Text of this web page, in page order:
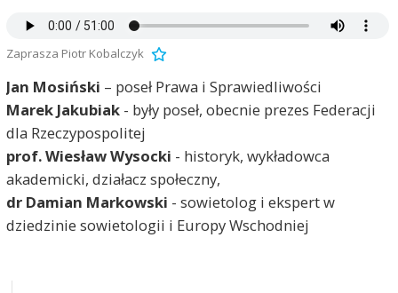
Zaprasza Piotr Kobalczyk
Jan Mosiński – poseł Prawa i Sprawiedliwości
Marek Jakubiak- były poseł, obecnie prezes Federacji
dla Rzeczypospolitej
prof. Wiesław Wysocki - historyk, wykładowca
akademicki, działacz społeczny,
dr Damian Markowski - sowietolog i ekspert w
dziedzinie sowietologii i Europy Wschodniej